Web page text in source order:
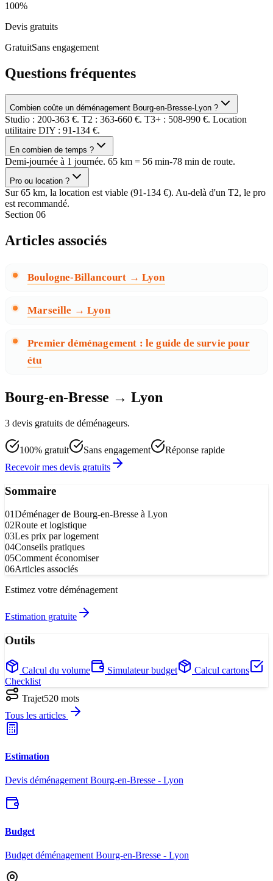
100%
Devis gratuits
GratuitSans engagement
Questions fréquentes
Combien coûte un déménagement Bourg-en-Bresse-Lyon ?
Studio : 200-363 €. T2 : 363-660 €. T3+ : 508-990 €. Location
utilitaire DIY : 91-134 €.
En combien de temps ?
Demi-journée à 1 journée. 65 km = 56 min-78 min de route.
Pro ou location ?
Sur 65 km, la location est viable (91-134 €). Au-delà d'un T2, le pro
est recommandé.
Section 06
Articles associés
Boulogne-Billancourt → Lyon
Marseille → Lyon
Premier déménagement : le guide de survie pour
étu
Bourg-en-Bresse → Lyon
3 devis gratuits de déménageurs.
100% gratuit Sans engagement
Réponse rapide
Recevoir mes devis gratuits
Sommaire
01Déménager de Bourg-en-Bresse à Lyon
02Route et logistique
03Les prix par logement
04Conseils pratiques
05Comment économiser
06Articles associés
Estimez votre déménagement
Estimation gratuite
Outils
Calcul du volume Simulateur budget
Calcul cartons
Checklist
Trajet520 mots
Tous les articles
Estimation
Devis déménagement Bourg-en-Bresse - Lyon
Budget
Budget déménagement Bourg-en-Bresse - Lyon